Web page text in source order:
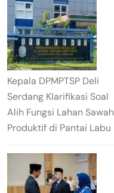
Kepala DPMPTSP Deli
Serdang Klarifikasi Soal
Alih Fungsi Lahan Sawah
Produktif di Pantai Labu